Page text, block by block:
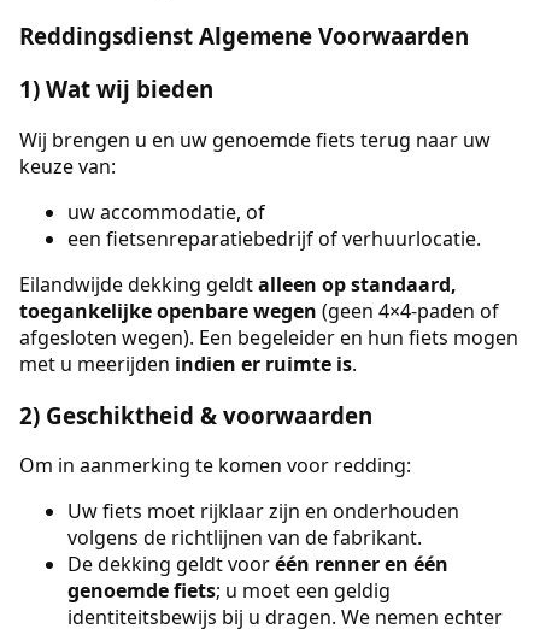
Reddingsdienst Algemene Voorwaarden
1) Wat wij bieden
Wij brengen u en uw genoemde fiets terug naar uw
keuze van:
uw accommodatie, of
een fietsenreparatiebedrijf of verhuurlocatie.
Eilandwijde dekking geldtalleen op standaard,
toegankelijke openbare wegen (geen 4×4-paden of
afgesloten wegen). Een begeleider en hun fiets mogen
met u meerijden indien er ruimte is.
2) Geschiktheid & voorwaarden
Om in aanmerking te komen voor redding:
Uw fiets moet rijklaar zijn en onderhouden
volgens de richtlijnen van de fabrikant.
De dekking geldt vooréén renner en één
genoemde fiets; u moet een geldig
identiteitsbewijs bij u dragen. We nemen echter